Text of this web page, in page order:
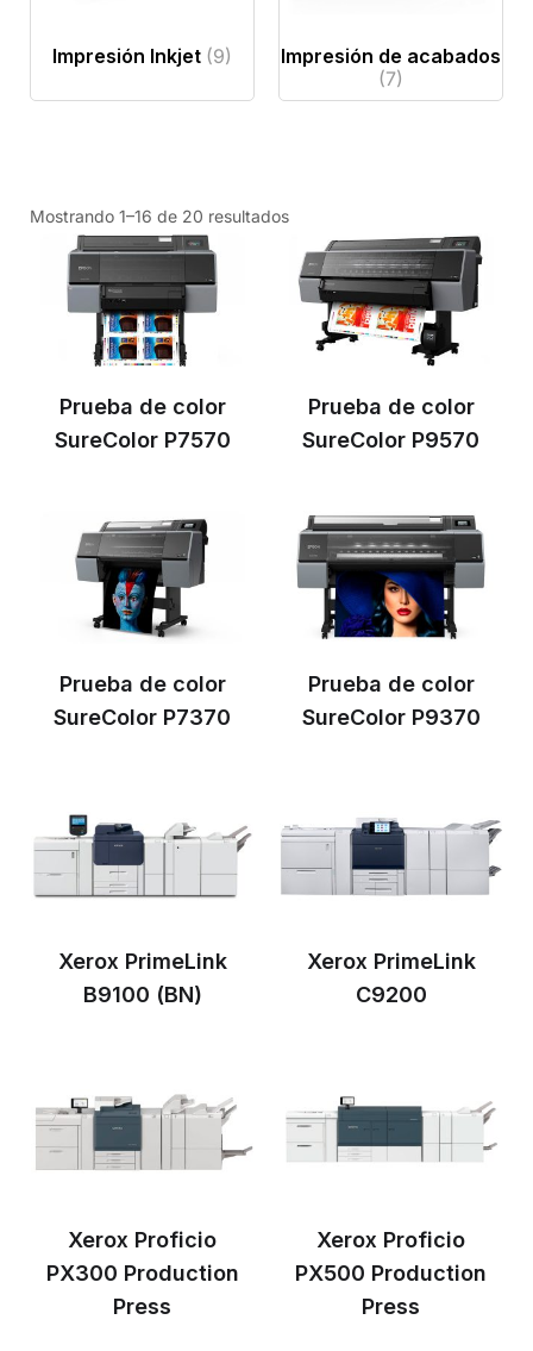
Impresión Inkjet (9)
Impresión de acabados
(7)
Mostrando 1–16 de 20 resultados
Prueba de color
SureColor P7570
Prueba de color
SureColor P9570
Prueba de color
SureColor P7370
Prueba de color
SureColor P9370
Xerox PrimeLink
B9100 (BN)
Xerox PrimeLink
C9200
Xerox Proficio
PX300 Production
Press
Xerox Proficio
PX500 Production
Press